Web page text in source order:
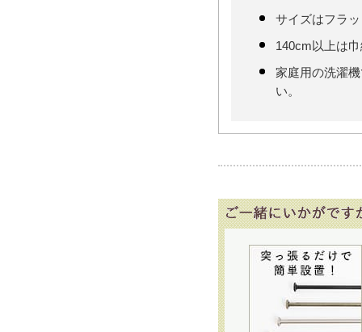
サイズはフラ
140cm以上は
家庭用の洗濯
い。